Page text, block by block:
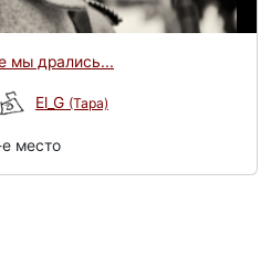
мы дрались...
El_G (Tapa)
место